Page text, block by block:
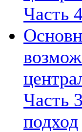
Часть
Часть
подход